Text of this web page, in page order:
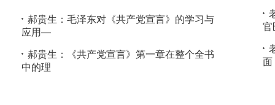
郝贵生：毛泽东对《共产党宣言》的学习与
应用—
郝贵生：《共产党宣言》第一章在整个全书
中的理
官
面